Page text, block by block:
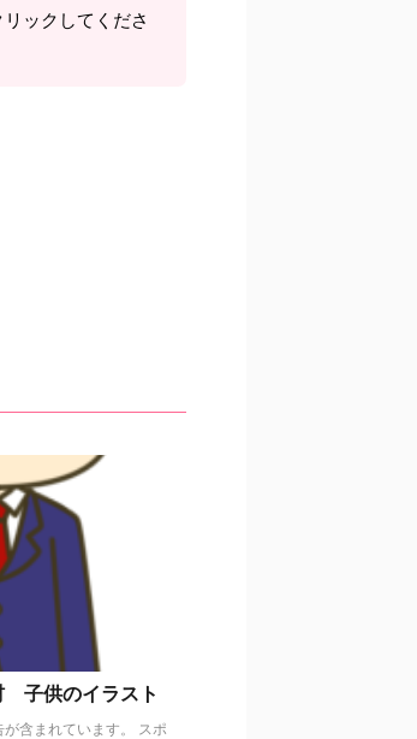
ックしてくださ
子供のイラスト
含まれています。 スポ